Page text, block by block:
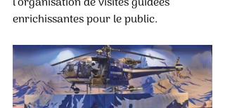
enrichissantes pour le public.